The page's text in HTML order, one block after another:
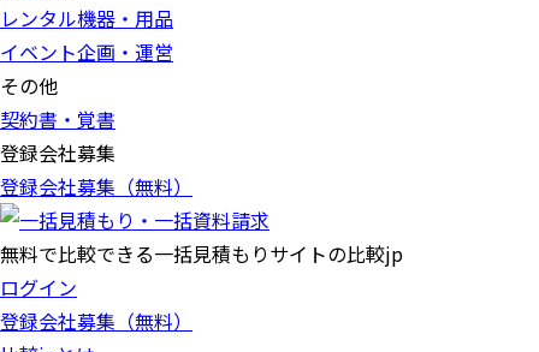
レンタル機器・用品
イベント企画・運営
その他
契約書・覚書
登録会社募集
登録会社募集（無料）
無料で比較できる一括見積もりサイトの比較jp
ログイン
登録会社募集（無料）